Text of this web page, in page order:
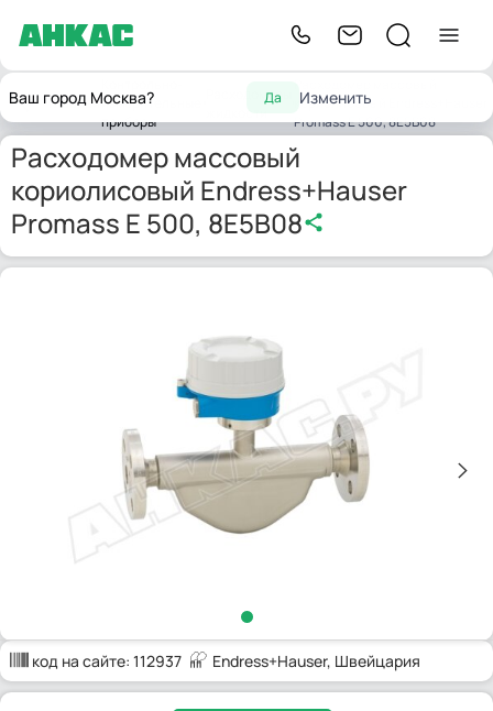
Ваш город Москва? Да Изменить
Главнаяизмерительные
приборы
Расходомеры
кориолисовый Endress+Hauser
Promass E 500, 8E5B08
Расходомер массовый
кориолисовый Endress+Hauser
Promass E 500, 8E5B08
код на сайте: 112937 Endress+Hauser, Швейцария